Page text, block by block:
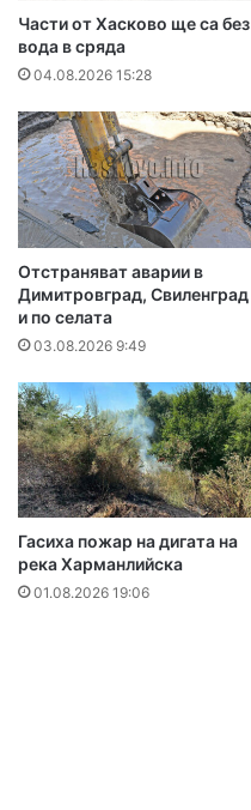
Части от Хасково ще са без
вода в сряда
04.08.2026 15:28
Отстраняват аварии в
Димитровград, Свиленград
и по селата
03.08.2026 9:49
Гасиха пожар на дигата на
река Харманлийска
01.08.2026 19:06